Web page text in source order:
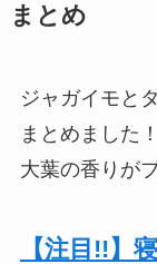
まとめ
ジャガイモと
まとめました！
大葉の香りが
【注目!!】